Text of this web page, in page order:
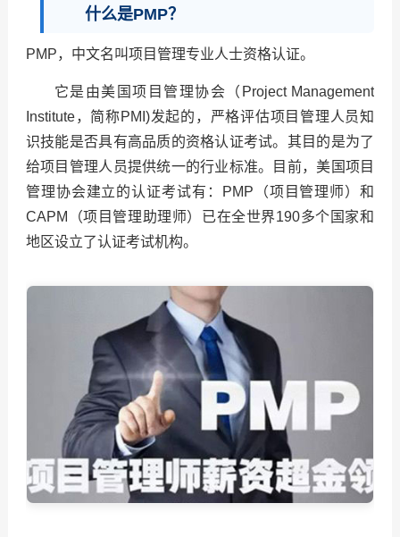
什么是PMP？
PMP，中文名叫项目管理专业人士资格认证。
它是由美国项目管理协会（Project Management
Institute，简称PMI)发起的，严格评估项目管理人员知
识技能是否具有高品质的资格认证考试。其目的是为了
给项目管理人员提供统一的行业标准。目前，美国项目
管理协会建立的认证考试有：PMP（项目管理师）和
CAPM（项目管理助理师）已在全世界190多个国家和
地区设立了认证考试机构。